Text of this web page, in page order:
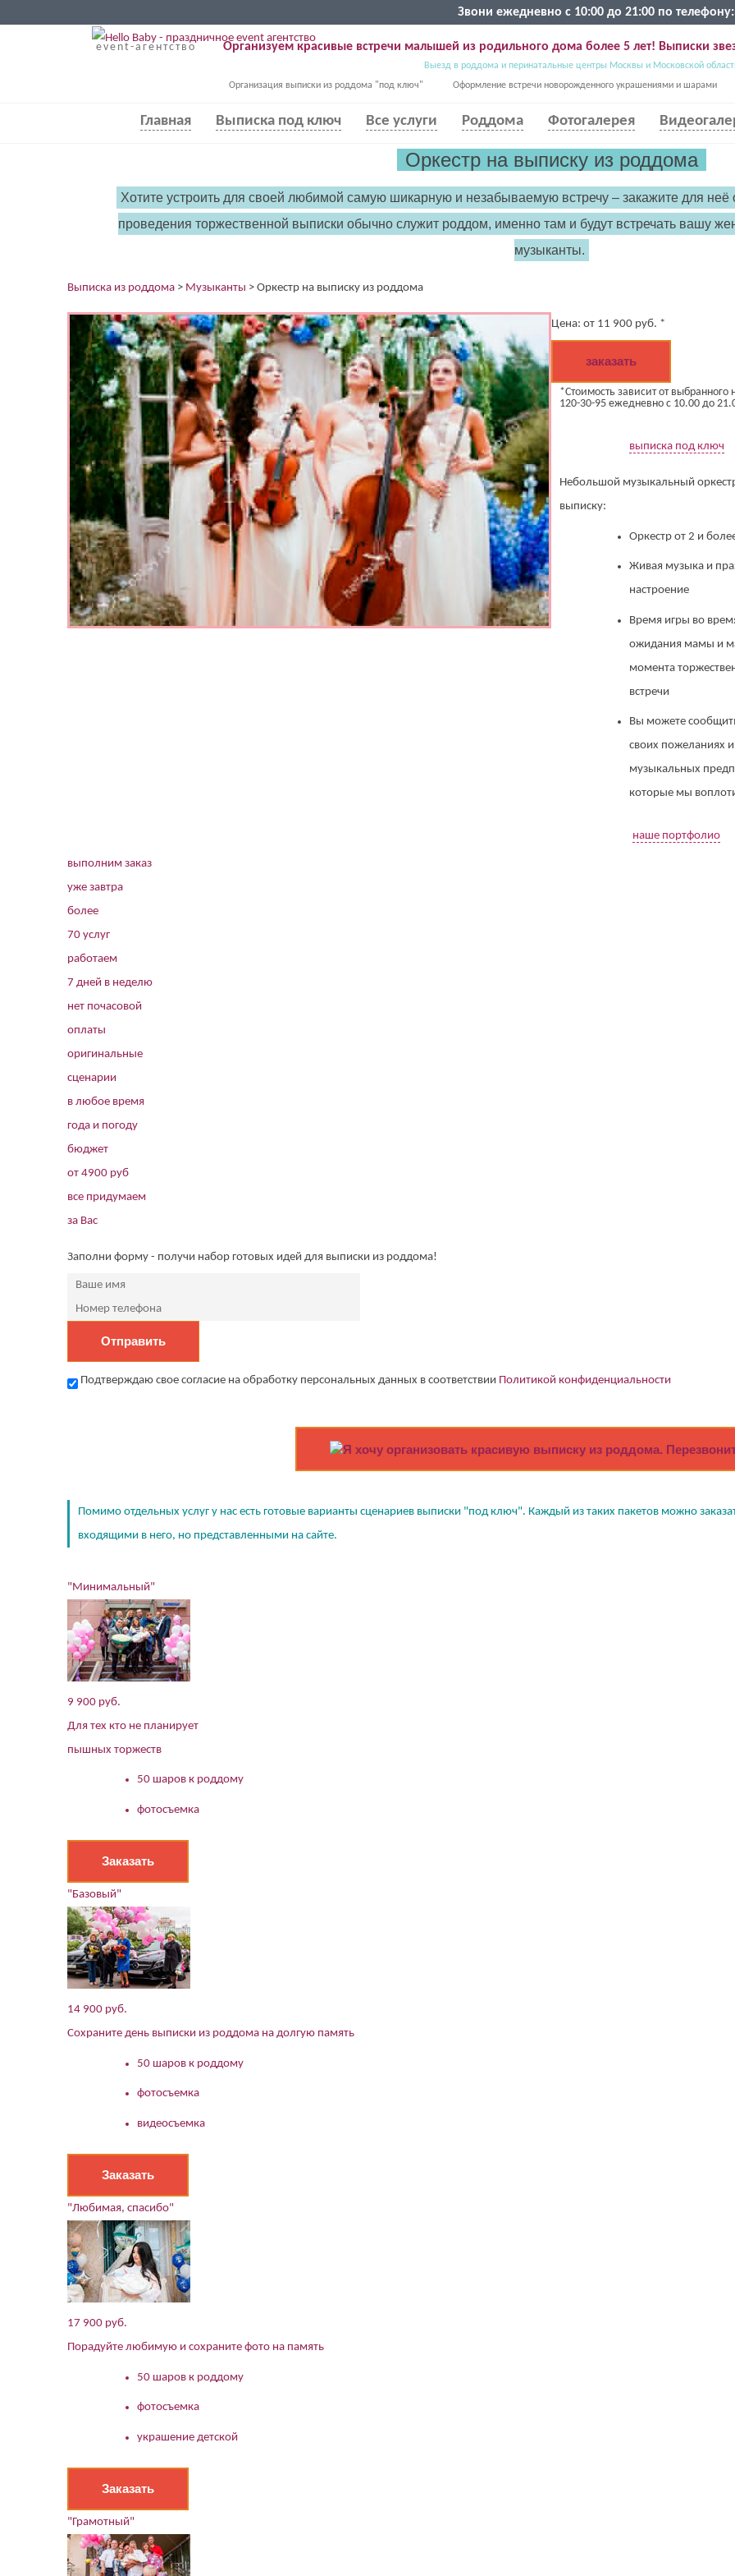
Звони ежедневно с 10:00 до 21:00 по телефону:
Организуем красивые встречи малышей из родильного дома более 5 лет! Выписки
Выезд в роддома и перинатальные центры Москвы и Московской
Организация выписки из роддома "под ключ"
Оформление встречи новорожденного украшениями и шарами
event-агентство
Главная Выписка под ключ Все услуги Роддома Фотогалерея
Оркестр на выписку из роддома
Хотите устроить для своей любимой самую шикарную и незабываемую встречу – закажите для
проведения торжественной выписки обычно служит роддом, именно там и будут встречать вашу
музыканты.
Выписка из роддома > Музыканты > Оркестр на выписку из роддома
Цена: от 11 900 руб. *
заказать
*Стоимость зависит от
120-30-95 ежедневно с 10.00 до
выписка под ключ
Небольшой музыкальный
выписку:
Оркестр от 2 и
Живая музыка и
настроение
Время игры во
ожидания мамы и
момента
встречи
Вы можете
своих пожеланиях и
музыкальных
которые мы
наше портфолио
выполним заказ
уже завтра
более
70 услуг
работаем
7 дней в неделю
нет почасовой
оплаты
оригинальные
сценарии
в любое время
года и погоду
бюджет
от 4900 руб
все придумаем
за Вас
Заполни форму - получи набор готовых идей для выписки из роддома!
Подтверждаю свое согласие на обработку персональных данных в соответствии Политикой конфиденциальности
Я хочу организовать красивую выписку из роддома.
Помимо отдельных услуг у нас есть готовые варианты сценариев выписки "под ключ". Каждый из таких пакетов можно
входящими в него, но представленными на сайте.
"Минимальный"
9 900 руб.
Для тех кто не планирует
пышных торжеств
50 шаров к роддому
фотосъемка
Заказать
"Базовый"
14 900 руб.
Сохраните день выписки из роддома на долгую память
50 шаров к роддому
фотосъемка
видеосъемка
Заказать
"Любимая, спасибо"
17 900 руб.
Порадуйте любимую и сохраните фото на память
50 шаров к роддому
фотосъемка
украшение детской
Заказать
"Грамотный"